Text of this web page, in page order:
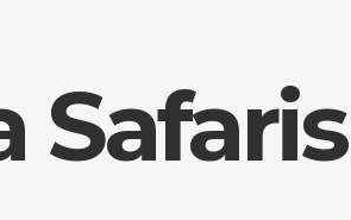
Safaris